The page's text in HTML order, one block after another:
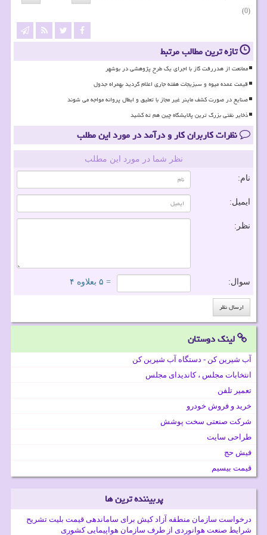
(0)
تازه ترین مطالب مرتبط
ممانعت از هدررفت گاز با اجرای یک طرح پژوهشی در بوشهر
قیمت عمده میوه و سبزیجات هفته جاری اعلام گردید بهمراه جدول
صنایع در صورت کشف ماینر غیر مجاز با تعلیق و ابطال پروانه مواجه می شوند
ذخایر نفتی بزرگ ترین پالایشگاه چین هم ته کشید
نظرات کاربران کار و درآمد در مورد این مطلب
نظر شما در مورد این مطلب
نام:
ایمیل:
نظر:
سوال: = ۵ بعلاوه ۴
لینک دوستان
آب شیرین کن - دستگاه آب شیرین کن
انتخابات مجلس ، کاندیدای مجلس
تعمیر تلفن
خرید و فروش خودرو
شرکت صنعتی سخت پوشش
طراحی سایت
فیش حج
قیمت بیسیم
پربیننده ترین ها
درخواست سازمان منطقه آزاد کیش برای ساماندهی قیمت بلیت تشریح
شرایط صنعت هوانوردی از طرف سازمان هواپیمایی کشوری